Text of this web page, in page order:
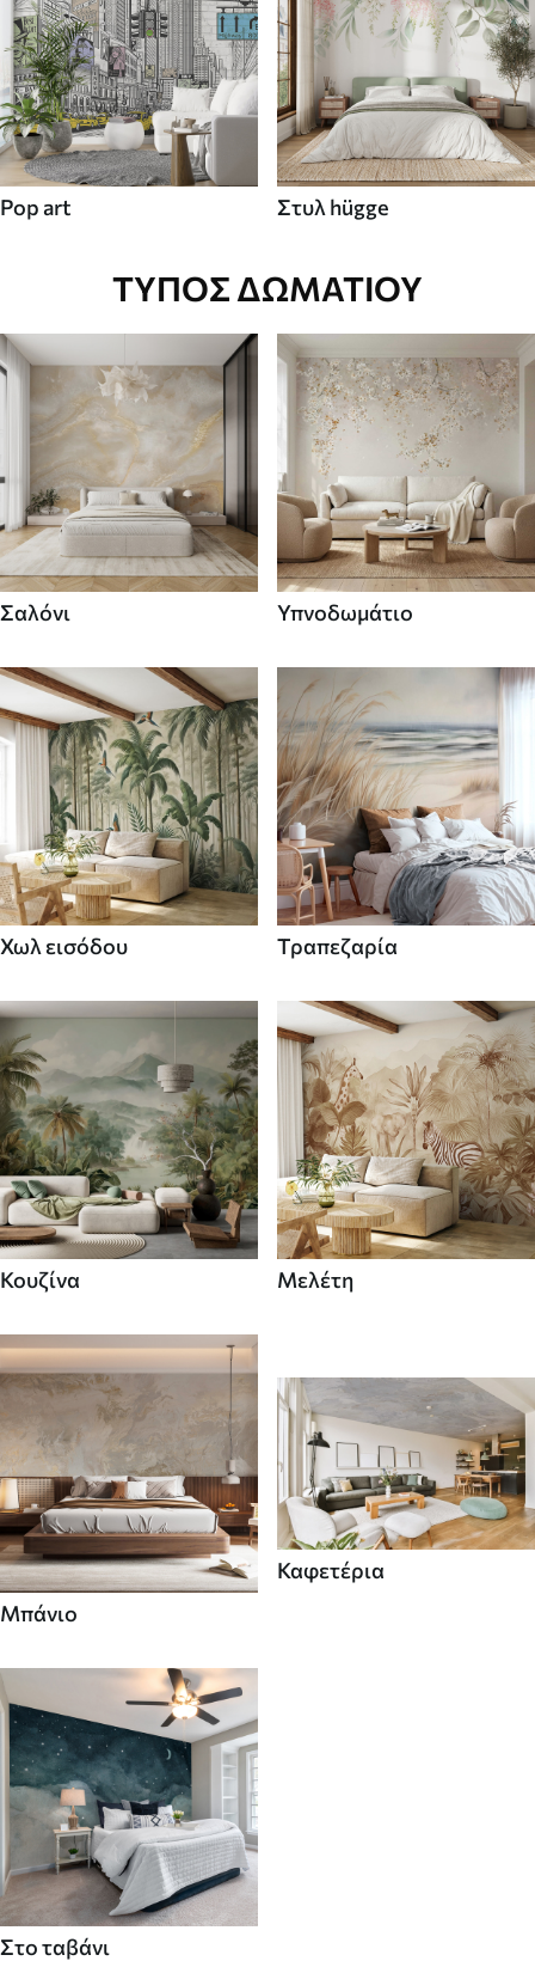
Pop art Στυλ hügge
ΤΎΠΟΣ ΔΩΜΑΤΊΟΥ
Σαλόνι Υπνοδωμάτιο
Χωλ εισόδου Τραπεζαρία
Κουζίνα Μελέτη
Μπάνιο
Καφετέρια
Στο ταβάνι